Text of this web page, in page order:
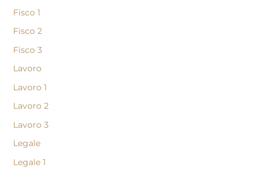
Fisco 1
Fisco 2
Fisco 3
Lavoro
Lavoro 1
Lavoro 2
Lavoro 3
Legale
Legale 1